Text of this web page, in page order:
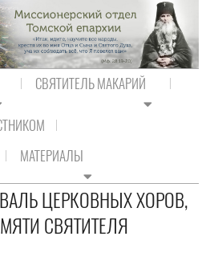
СВЯТИТЕЛЬ МАКАРИЙ
МАТЕРИАЛЫ
ЦЕРКОВНЫХ ХОРОВ,
СВЯТИТЕЛЯ